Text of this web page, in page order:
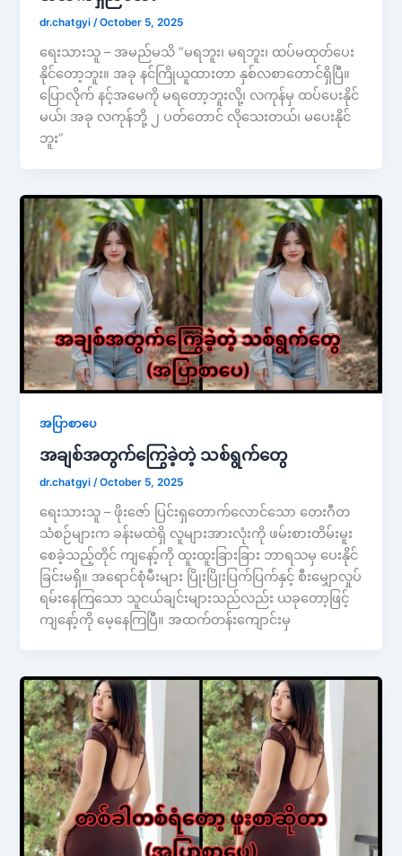
dr.chatgyi/October 5, 2025
ရေးသားသူ – အမည်မသိ “မရဘူး၊ မရဘူး၊ ထပ်မထုတ်ပေး
နိုင်တော့ဘူး။ အခု နင်ကြိုယူထားတာ နှစ်လစာတောင်ရှိပြီ။
ပြောလိုက် နင့်အမေကို မရတော့ဘူးလို့၊ လကုန်မှ ထပ်ပေးနိုင်
မယ်၊ အခု လကုန်ဘို့ ၂ ပတ်တောင် လိုသေးတယ်၊ မပေးနိုင်
ဘူး”
အပြာစာပေ
အချစ်အတွက်ကြွေခဲ့တဲ့ သစ်ရွက်တွေ
dr.chatgyi/October 5, 2025
ရေးသားသူ – ဖိုးဇော် ပြင်းရှတောက်လောင်သော တေးဂီတ
သံစဉ်များက ခန်းမထဲရှိ လူများအားလုံးကို ဖမ်းစားတိမ်းမူး
စေခဲ့သည့်တိုင် ကျနော့်ကို ထူးထူးခြားခြား ဘာရသမှ ပေးနိုင်
ခြင်းမရှိ။ အရောင်စုံမီးများ ပြိုးပြိုးပြက်ပြက်နှင့် စီးမျှောလှုပ်
ရမ်းနေကြသော သူငယ်ချင်းများသည်လည်း ယခုတော့ဖြင့်
ကျနော့်ကို မေ့နေကြပြီ။ အထက်တန်းကျောင်းမှ